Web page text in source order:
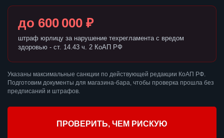
до 600 000 ₽
штраф юрлицу за нарушение техрегламента с вредом
здоровью - ст. 14.43 ч. 2 КоАП РФ
Указаны максимальные санкции по действующей редакции КоАП РФ.
Подготовим документы для магазина-бара, чтобы проверка прошла без
предписаний и штрафов.
ПРОВЕРИТЬ, ЧЕМ РИСКУЮ